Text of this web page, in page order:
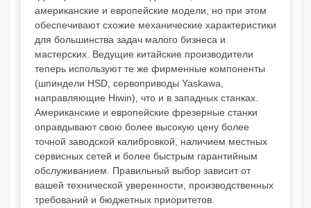
американские и европейские модели, но при этом
обеспечивают схожие механические характеристики
для большинства задач малого бизнеса и
мастерских. Ведущие китайские производители
теперь используют те же фирменные компоненты
(шпиндели HSD, сервоприводы Yaskawa,
направляющие Hiwin), что и в западных станках.
Американские и европейские фрезерные станки
оправдывают свою более высокую цену более
точной заводской калибровкой, наличием местных
сервисных сетей и более быстрым гарантийным
обслуживанием. Правильный выбор зависит от
вашей технической уверенности, производственных
требований и бюджетных приоритетов.